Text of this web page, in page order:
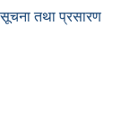
तथा प्रसारण